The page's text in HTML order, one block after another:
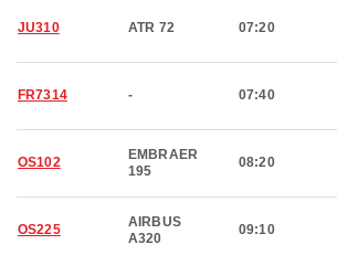
JU310 ATR 72 07:20
FR7314 - 07:40
OS102
EMBRAER
195
08:20
OS225
AIRBUS
A320
09:10